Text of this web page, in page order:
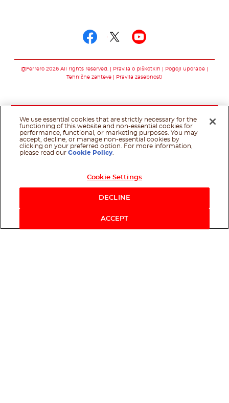
@Ferrero 2026 All rights reserved. Pravila o piškotkih
Pogoji uporabe
Tehnične zahteve
Pravila zasebnosti
We use essential cookies that are strictly necessary for the
functioning of this website and non-essential cookies for
performance, functional, or marketing purposes. You may
accept, decline, or manage non-essential cookies by
clicking on your preferred option. For more information,
please read ourCookie Policy
Cookie Settings
DECLINE
ACCEPT